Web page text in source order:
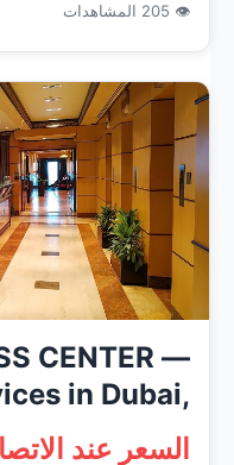
👁 205 المشاهدات
CENTER —
in Dubai,
Al...
السعر عند